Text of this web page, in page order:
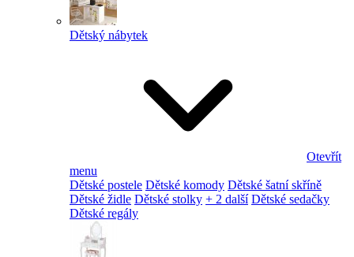
Dětský nábytek
Otevřít
menu
Dětské postele Dětské komody Dětské šatní skříně
Dětské židle Dětské stolky + 2 další Dětské sedačky
Dětské regály